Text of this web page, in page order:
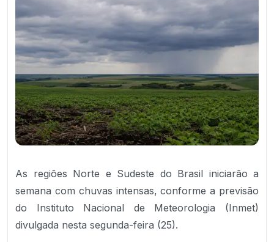
As regiões Norte e Sudeste do Brasil iniciarão a
semana com chuvas intensas, conforme a previsão
do Instituto Nacional de Meteorologia (Inmet)
divulgada nesta segunda-feira (25).